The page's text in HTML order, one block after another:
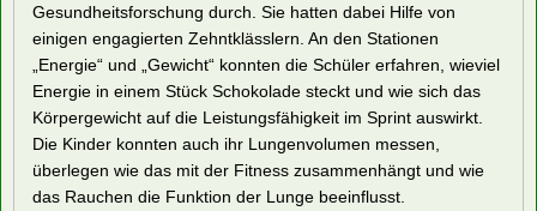
Gesundheitsforschung durch. Sie hatten dabei Hilfe von
einigen engagierten Zehntklässlern. An den Stationen
„Energie“ und „Gewicht“ konnten die Schüler erfahren, wieviel
Energie in einem Stück Schokolade steckt und wie sich das
Körpergewicht auf die Leistungsfähigkeit im Sprint auswirkt.
Die Kinder konnten auch ihr Lungenvolumen messen,
überlegen wie das mit der Fitness zusammenhängt und wie
das Rauchen die Funktion der Lunge beeinflusst.